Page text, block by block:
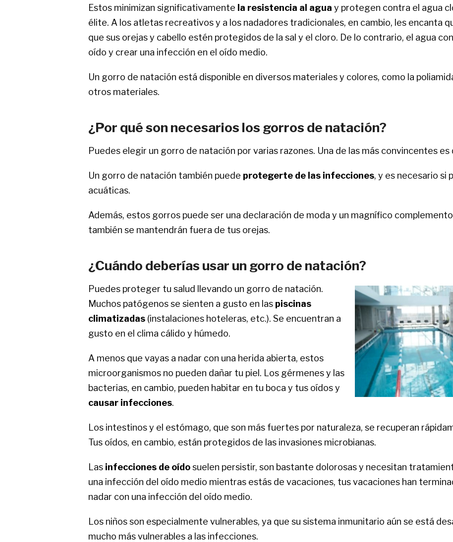
Estos minimizan significativamente la resistencia al agua y protegen contra el agua
élite. A los atletas recreativos y a los nadadores tradicionales, en cambio, les encanta
que sus orejas y cabello estén protegidos de la sal y el cloro. De lo contrario, el agua
oído y crear una infección en el oído medio.
Un gorro de natación está disponible en diversos materiales y colores, como la
otros materiales.
¿Por qué son necesarios los gorros de natación?
Puedes elegir un gorro de natación por varias razones. Una de las más convincentes
Un gorro de natación también puede protegerte de las infecciones, y es necesario si
acuáticas.
Además, estos gorros puede ser una declaración de moda y un magnífico
también se mantendrán fuera de tus orejas.
¿Cuándo deberías usar un gorro de natación?
Puedes proteger tu salud llevando un gorro de natación.
Muchos patógenos se sienten a gusto en las piscinas
climatizadas (instalaciones hoteleras, etc.). Se encuentran a
gusto en el clima cálido y húmedo.
A menos que vayas a nadar con una herida abierta, estos
microorganismos no pueden dañar tu piel. Los gérmenes y las
bacterias, en cambio, pueden habitar en tu boca y tus oídos y
causar infecciones.
Los intestinos y el estómago, que son más fuertes por naturaleza, se recuperan
Tus oídos, en cambio, están protegidos de las invasiones microbianas.
Las infecciones de oídosuelen persistir, son bastante dolorosas y necesitan
una infección del oído medio mientras estás de vacaciones, tus vacaciones han
nadar con una infección del oído medio.
Los niños son especialmente vulnerables, ya que su sistema inmunitario aún se está
mucho más vulnerables a las infecciones.